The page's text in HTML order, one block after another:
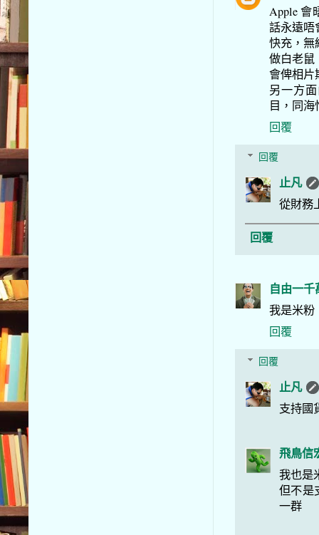
Apple 會
話永遠唔
快充，無
做白老鼠
會俾相片
另一方
目，同
回覆
回覆
止凡
從財務
回覆
自由一千
我是米粉
回覆
回覆
止凡
支持國
飛鳥信
我也是
但不是
一群